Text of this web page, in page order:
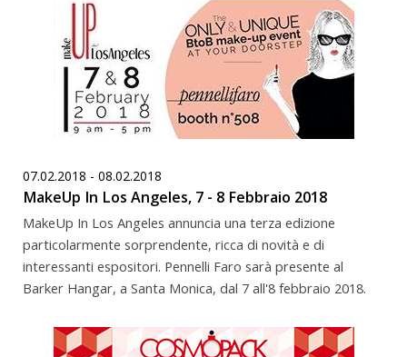
07.02.2018 - 08.02.2018
MakeUp In Los Angeles, 7 - 8 Febbraio 2018
MakeUp In Los Angeles annuncia una terza edizione
particolarmente sorprendente, ricca di novità e di
interessanti espositori. Pennelli Faro sarà presente al
Barker Hangar, a Santa Monica, dal 7 all'8 febbraio 2018.